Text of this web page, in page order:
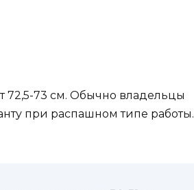
72,5-73 см. Обычно владельцы
при распашном типе работы.